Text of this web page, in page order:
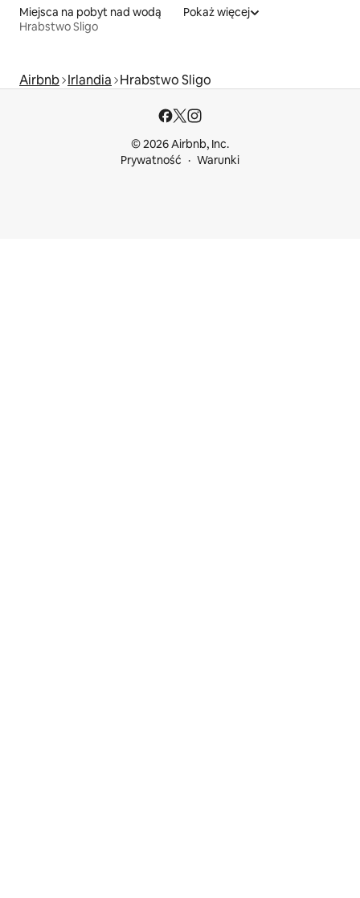
Miejsca na pobyt nad wodą
Hrabstwo Sligo
Pokaż więcej
Airbnb Irlandia Hrabstwo Sligo
© 2026 Airbnb, Inc.
Prywatność
Warunki